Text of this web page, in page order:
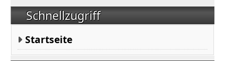
Schnellzugriff
Startseite